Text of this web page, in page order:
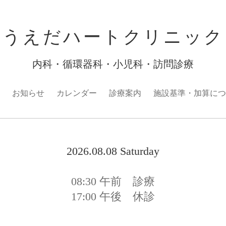
うえだハートクリニック
内科・循環器科・小児科・訪問診療
お知らせ カレンダー 診療案内 施設基準・加算に
2026.08.08 Saturday
08:30 午前 診療
17:00 午後 休診